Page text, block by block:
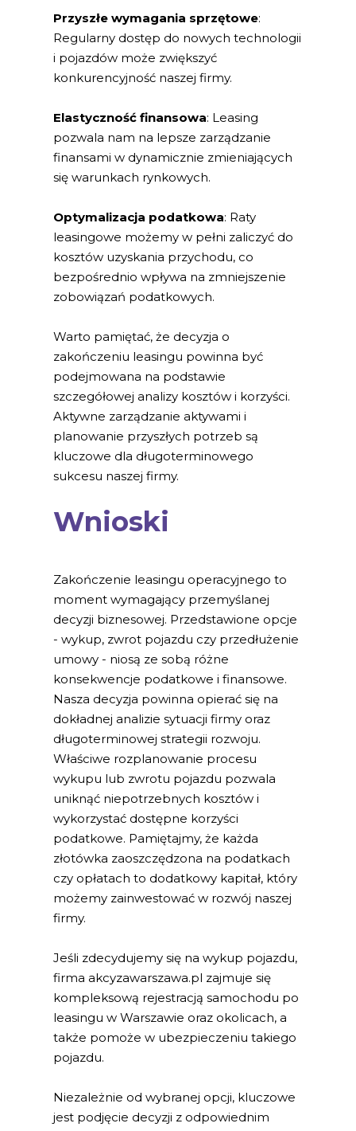
Przyszłe wymagania sprzętowe:
Regularny dostęp do nowych technologii
i pojazdów może zwiększyć
konkurencyjność naszej firmy.
Elastyczność finansowa: Leasing
pozwala nam na lepsze zarządzanie
finansami w dynamicznie zmieniających
się warunkach rynkowych.
Optymalizacja podatkowa: Raty
leasingowe możemy w pełni zaliczyć do
kosztów uzyskania przychodu, co
bezpośrednio wpływa na zmniejszenie
zobowiązań podatkowych.
Warto pamiętać, że decyzja o
zakończeniu leasingu powinna być
podejmowana na podstawie
szczegółowej analizy kosztów i korzyści.
Aktywne zarządzanie aktywami i
planowanie przyszłych potrzeb są
kluczowe dla długoterminowego
sukcesu naszej firmy.
Wnioski
Zakończenie leasingu operacyjnego to
moment wymagający przemyślanej
decyzji biznesowej. Przedstawione opcje
- wykup, zwrot pojazdu czy przedłużenie
umowy - niosą ze sobą różne
konsekwencje podatkowe i finansowe.
Nasza decyzja powinna opierać się na
dokładnej analizie sytuacji firmy oraz
długoterminowej strategii rozwoju.
Właściwe rozplanowanie procesu
wykupu lub zwrotu pojazdu pozwala
uniknąć niepotrzebnych kosztów i
wykorzystać dostępne korzyści
podatkowe. Pamiętajmy, że każda
złotówka zaoszczędzona na podatkach
czy opłatach to dodatkowy kapitał, który
możemy zainwestować w rozwój naszej
firmy.
Jeśli zdecydujemy się na wykup pojazdu,
firma akcyzawarszawa.pl zajmuje się
kompleksową rejestracją samochodu po
leasingu w Warszawie oraz okolicach, a
także pomoże w ubezpieczeniu takiego
pojazdu.
Niezależnie od wybranej opcji, kluczowe
jest podjęcie decyzji z odpowiednim